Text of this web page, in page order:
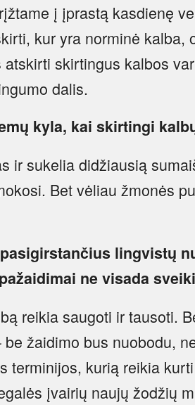
į įprastą kasdienę
kur yra norminė kalba,
skirtingus kalbos
dalis.
kyla, kai skirtingi
ir sukelia didžiausią
Bet vėliau žmonės
lingvistų
ne visada
reikia saugoti ir tausoti.
žaidimo bus nuobodu,
terminijos, kurią reikia
įvairių naujų žodžių